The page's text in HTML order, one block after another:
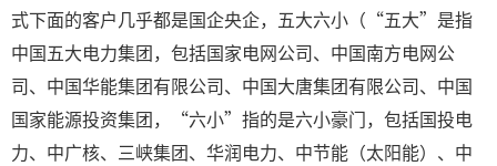
式下面的客户几乎都是国企央企，五大六小（“五大”是指
中国五大电力集团，包括国家电网公司、中国南方电网公
司、中国华能集团有限公司、中国大唐集团有限公司、中国
国家能源投资集团，“六小”指的是六小豪门，包括国投电
力、中广核、三峡集团、华润电力、中节能（太阳能）、中